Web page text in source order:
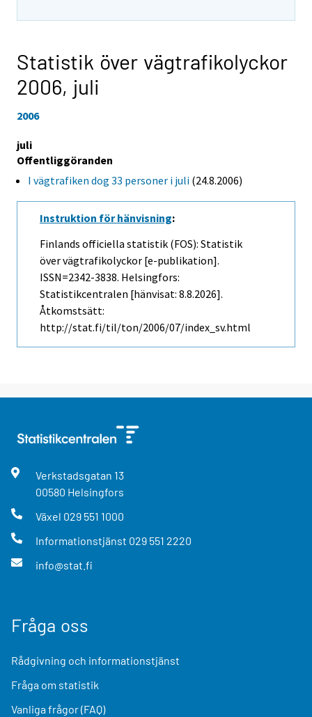
Statistik över vägtrafikolyckor
2006, juli
2006
juli
Offentliggöranden
I vägtrafiken dog 33 personer i juli (24.8.2006)
Instruktion för hänvisning:
Finlands officiella statistik (FOS): Statistik
över vägtrafikolyckor [e-publikation].
ISSN=2342-3838. Helsingfors:
Statistikcentralen [hänvisat: 8.8.2026].
Åtkomstsätt:
http://stat.fi/til/ton/2006/07/index_sv.html
Verkstadsgatan 13
00580 Helsingfors
Växel 029 551 1000
Informationstjänst 029 551 2220
info@stat.fi
Fråga oss
Rådgivning och informationstjänst
Fråga om statistik
Vanliga frågor (FAQ)